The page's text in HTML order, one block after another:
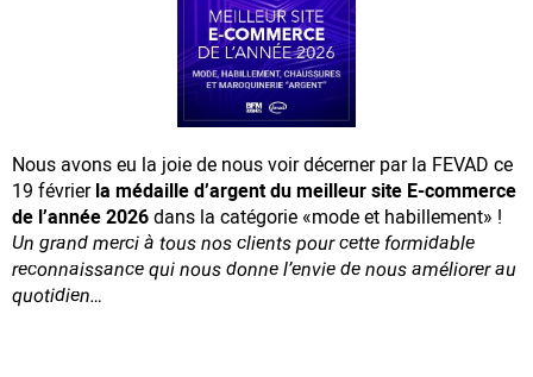
Nous avons eu la joie de nous voir décerner par la FEVAD ce
19 févrierla médaille d’argent du meilleur site E-commerce
de l’année 2026dans la catégorie «mode et habillement» !
Un grand merci à tous nos clients pour cette formidable
reconnaissancequi nous donne l’envie de nous améliorer au
quotidien…